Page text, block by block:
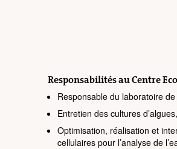
Responsabilités au Centre
Responsable du laboratoire
Entretien des cultures
Optimisation, réalisation et
cellulaires pour l’analyse de